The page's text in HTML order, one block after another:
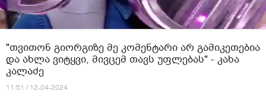
"თვითონ გიორგიზე მე კომენტარი არ გამიკეთებია
და ახლა ვიტყვი, მივცემ თავს უფლებას" - კახა
კალაძე
11:51 / 12-04-2024